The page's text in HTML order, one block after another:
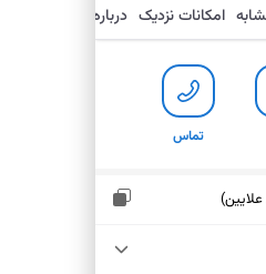
امکانات نزدیک درباره
تماس